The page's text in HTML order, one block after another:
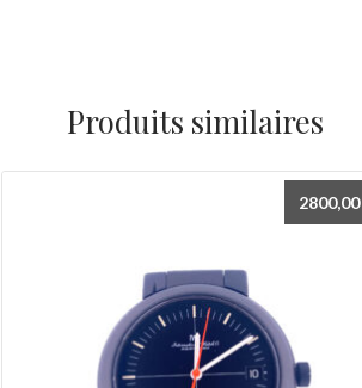
Produits similaires
2800,00